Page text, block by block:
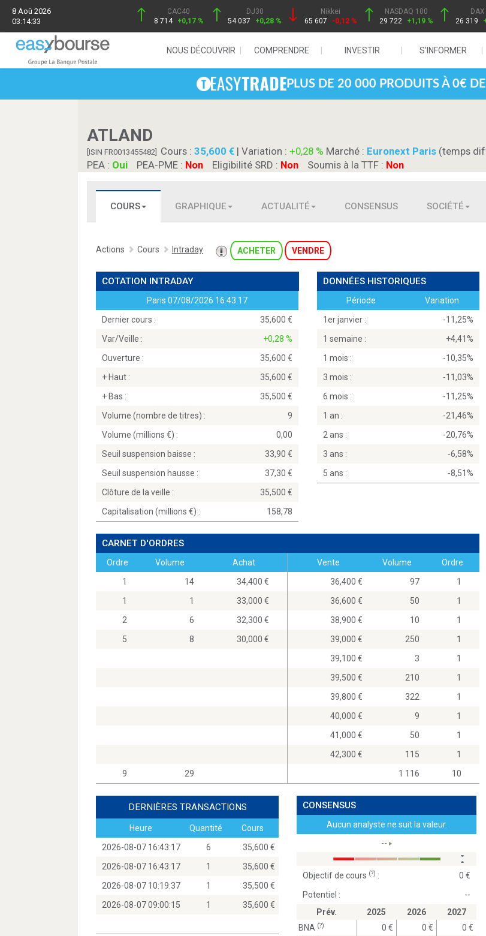
8 Aoû 2026
03:14:33
CAC40
8 714 +0,17 %
DJ30
54 037
+0,28 %
Nikkei
65 607
-0,12 %
NASDAQ 100
29 722
+1,19 %
26 319
NOUS DÉCOUVRIR COMPRENDRE INVESTIR S'INFORMER
PLUS DE 20 000 PRODUITS À 0€
ATLAND
[ISIN FR0013455482] Cours : 35,600 | Variation : +0,28 % Marché : Euronext Paris (temps
PEA : Oui PEA-PME : Non Eligibilité SRD : Non Soumis à la TTF : Non
COURS GRAPHIQUE ACTUALITÉ CONSENSUS SOCIÉTÉ
Actions Cours Intraday ACHETER VENDRE
COTATION INTRADAY
Paris 07/08/2026 16:43:17
Dernier cours :
35,600
Var/Veille :
+0,28 %
Ouverture :
35,600
+ Haut :
35,600
+ Bas :
35,500
Volume (nombre de titres) :
9
Volume (millions
) :
0,00
Seuil suspension baisse :
33,90
Seuil suspension hausse :
37,30
Clôture de la veille :
35,500
Capitalisation (millions
) : 158,78
DONNÉES HISTORIQUES
Période
Variation
1er janvier :
-11,25%
1 semaine :
+4,41%
1 mois :
-10,35%
3 mois :
-11,03%
6 mois :
-11,25%
1 an :
-21,46%
2 ans :
-20,76%
3 ans :
-6,58%
5 ans :
-8,51%
CARNET D'ORDRES
Ordre Volume
Achat
1
14
34,400
1
1
33,000
2
6
32,300
5
8 30,000
9 29
Vente Volume
Ordre
36,400
97
1
36,600
50
1
38,900
10
1
39,000
250
1
39,100
3
1
39,500
210
1
39,800
322
1
40,000
9
1
41,000
50
1
42,300
115
1
1 116
10
DERNIÈRES TRANSACTIONS
Heure Quantité
Cours
2026-08-07 16:43:17
6
35,600
2026-08-07 16:43:17
1
35,600
2026-08-07 10:19:37
1
35,500
2026-08-07 09:00:15
1 35,600
CONSENSUS
Aucun analyste ne suit la valeur.
--
Objectif de cours (?) :
0
Potentiel :
--
Prév.
2025 2026
2027
BNA (?) 0 0
0